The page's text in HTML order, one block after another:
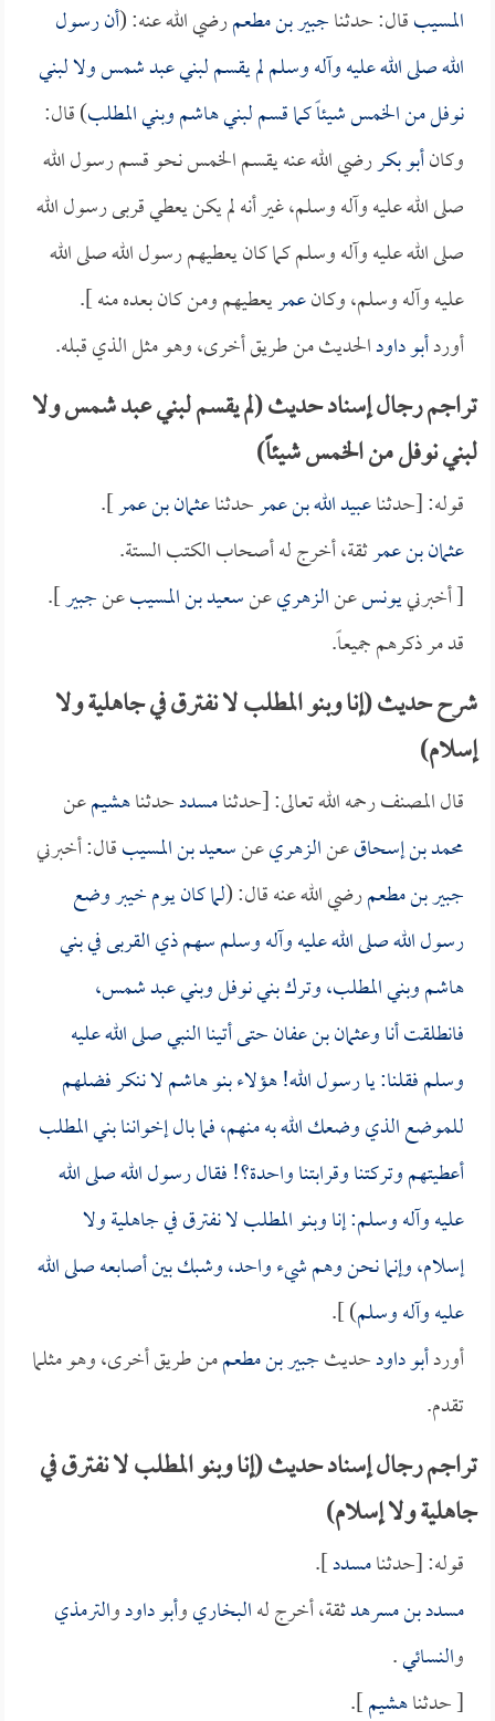
المسيبقال: حدثناجبير بن مطعمرضي الله عنه: (أن رسول
الله صلى الله عليه وآله وسلم لم يقسم لبني عبد شمس ولا لبني
نوفل من الخمس شيئاً كما قسم لبني هاشم وبني المطلب) قال:
وكانأبو بكررضي الله عنه يقسم الخمس نحو قسم رسول الله
صلى الله عليه وآله وسلم، غير أنه لم يكن يعطي قربى رسول الله
صلى الله عليه وآله وسلم كما كان يعطيهم رسول الله صلى الله
عليه وآله وسلم، وكانعمريعطيهم ومن كان بعده منه ].
أوردأبو داودالحديث من طريق أخرى، وهو مثل الذي قبله.
تراجم رجال إسناد حديث (لم يقسم لبني عبد شمس ولا
لبني نوفل من الخمس شيئاً)
قوله: [حدثناعبيد الله بن عمرحدثناعثمان بن عمر].
عثمان بن عمرثقة، أخرج له أصحاب الكتب الستة.
[ أخبرنييونسعنالزهريعنسعيد بن المسيبعنجبير].
قد مر ذكرهم جميعاً.
شرح حديث (إنا وبنو المطلب لا نفترق في جاهلية ولا
إسلام)
قال المصنف رحمه الله تعالى: [حدثنامسددحدثناهشيمعن
محمد بن إسحاقعنالزهريعنسعيد بن المسيبقال: أخبرني
جبير بن مطعمرضي الله عنه قال: (لما كان يوم خيبر وضع
رسول الله صلى الله عليه وآله وسلم سهم ذي القربى في بني
هاشم وبني المطلب، وترك بني نوفل وبني عبد شمس،
فانطلقت أنا وعثمان بن عفانحتى أتينا النبي صلى الله عليه
وسلم فقلنا: يا رسول الله! هؤلاء بنو هاشم لا ننكر فضلهم
للموضع الذي وضعك الله به منهم، فما بال إخواننا بني المطلب
أعطيتهم وتركتنا وقرابتنا واحدة؟! فقال رسول الله صلى الله
عليه وآله وسلم: إنا وبنو المطلب لا نفترق في جاهلية ولا
إسلام، وإنما نحن وهم شيء واحد، وشبك بين أصابعه صلى الله
عليه وآله وسلم) ].
أوردأبو داودحديثجبير بن مطعممن طريق أخرى، وهو مثلما
تقدم.
تراجم رجال إسناد حديث (إنا وبنو المطلب لا نفترق في
جاهلية ولا إسلام)
قوله: [حدثنامسدد].
مسدد بن مسرهدثقة، أخرج لهالبخاريوأبو داودوالترمذي
والنسائي.
[ حدثناهشيم].